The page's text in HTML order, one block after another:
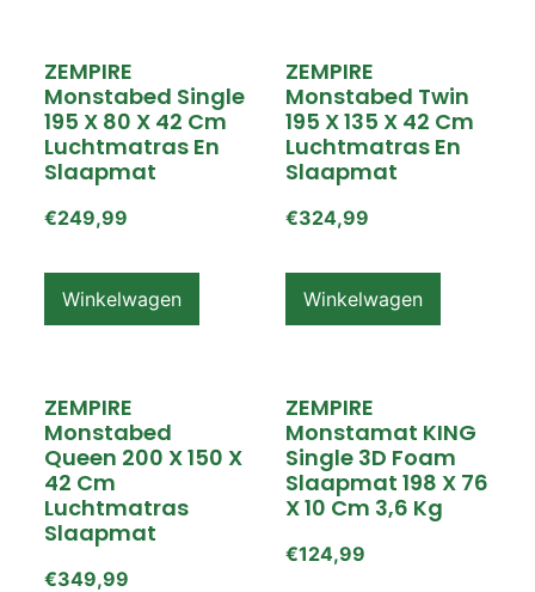
ZEMPIRE
Monstabed Single
195 X 80 X 42 Cm
Luchtmatras En
Slaapmat
€249,99
Winkelwagen
ZEMPIRE
Monstabed Twin
195 X 135 X 42 Cm
Luchtmatras En
Slaapmat
€324,99
Winkelwagen
ZEMPIRE
Monstabed
Queen 200 X 150 X
42 Cm
Luchtmatras
Slaapmat
€349,99
ZEMPIRE
Monstamat KING
Single 3D Foam
Slaapmat 198 X 76
X 10 Cm 3,6 Kg
€124,99